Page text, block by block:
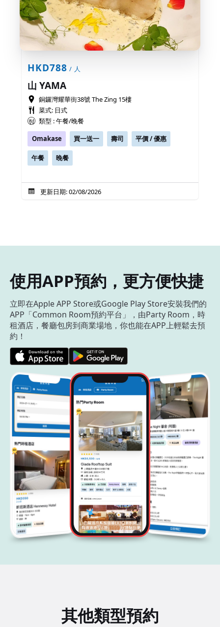
HKD788 / 人
山 YAMA
銅鑼灣耀華街38號 The Zing 15樓
菜式: 日式
類型 : 午餐/晚餐
Omakase
買一送一 壽司 平價 / 優惠
午餐 晚餐
更新日期: 02/08/2026
使用APP預約，更方便快捷
立即在Apple APP Store或Google Play Store安裝我們的
APP「Common Room預約平台」，由Party Room，時
租酒店，餐廳包房到商業場地，你也能在APP上輕鬆去預
約！
其他類型預約